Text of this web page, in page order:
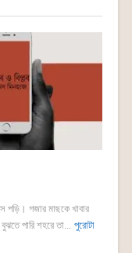
পড়ি। গজার মাছকে খাবার
পারি শহরে তা... পুরোটা